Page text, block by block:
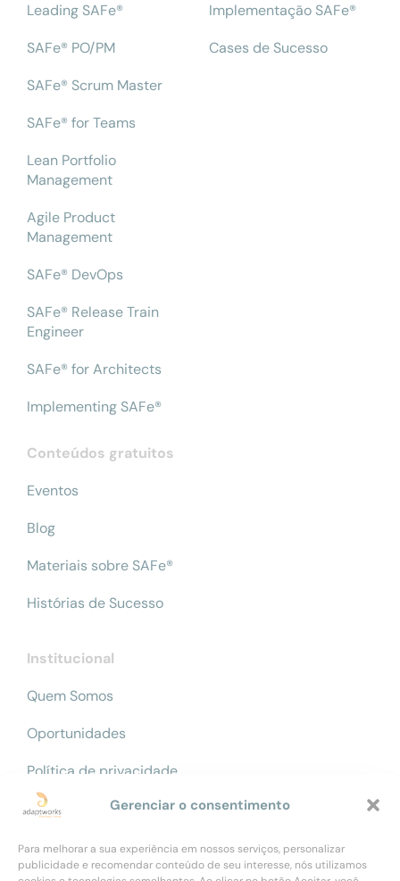
Gerenciar o consentimento
Para melhorar a sua experiência em nossos serviços, personalizar
publicidade e recomendar conteúdo de seu interesse, nós utilizamos
Leading SAFe®
SAFe® PO/PM
SAFe® Scrum Master
SAFe® for Teams
Lean Portfolio
Management
Agile Product
Management
SAFe® DevOps
SAFe® Release Train
Engineer
SAFe® for Architects
Implementing SAFe®
Implementação SAFe®
Cases de Sucesso
Conteúdos gratuitos
Eventos
Blog
Materiais sobre SAFe®
Histórias de Sucesso
Institucional
Quem Somos
Oportunidades
Política de privacidade
Código de ética
Contato